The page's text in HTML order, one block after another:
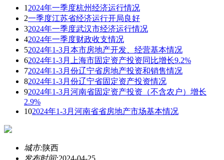
1 2024年一季度杭州经济运行情况
2一季度江苏省经济运行开局良好
32024年一季度武汉市经济运行情况
42024年一季度财政收支情况
52024年1-3月本市房地产开发、经营基本情况
62024年1-3月上海市固定资产投资同比增长9.2%
72024年1-3月份辽宁省房地产投资和销售情况
82024年1-3月份辽宁省固定资产投资情况
92024年1-3月河南省固定资产投资（不含农户）增长
2.9%
102024年1-3月河南省省房地产市场基本情况
城市:陕西
发布时间:2024-04-25